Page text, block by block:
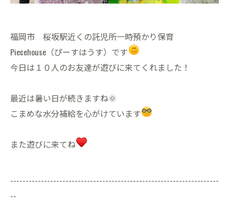
福岡市 桜坂駅近くの託児所一時預かり保育
Piecehouse（ぴーすはうす）です
今日は１０人のお友達が遊びに来てくれました！
最近は暑い日が続きますね🌞
こまめな水分補給を心がけています
また遊びに来てね
--------------------------------------------------------------------
--